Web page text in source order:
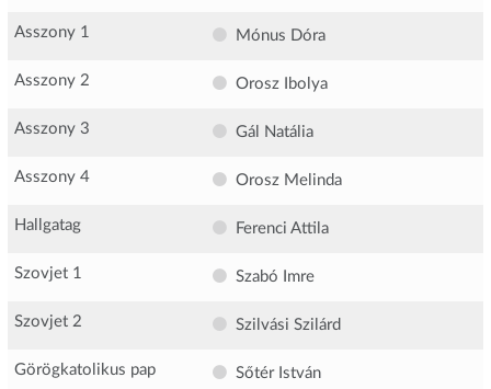
Asszony 1 Mónus Dóra
Asszony 2 Orosz Ibolya
Asszony 3 Gál Natália
Asszony 4 Orosz Melinda
Hallgatag Ferenci Attila
Szovjet 1 Szabó Imre
Szovjet 2 Szilvási Szilárd
Görögkatolikus pap Sőtér István